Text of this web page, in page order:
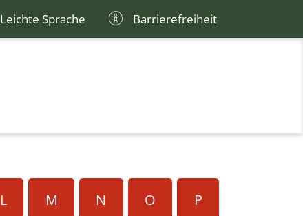
Leichte Sprache Barrierefreiheit
L M N O P